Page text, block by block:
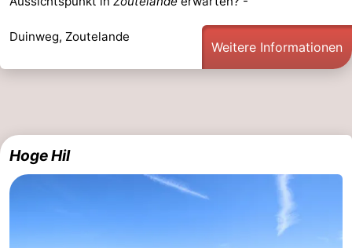
Schwimmbader
-
Reiten
-
Golfplatze
Duinweg, Zoutelande
Weitere Informationen
Hoge Hil